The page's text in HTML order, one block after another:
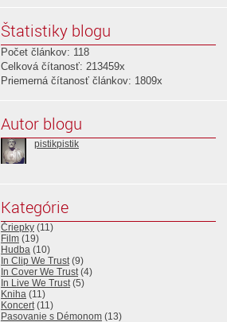
Štatistiky blogu
Počet článkov: 118
Celková čítanosť: 213459x
Priemerná čítanosť článkov: 1809x
Autor blogu
pistikpistik
Kategórie
Čriepky (11)
Film (19)
Hudba (10)
In Clip We Trust(9)
In Cover We Trust(4)
In Live We Trust(5)
Kniha (11)
Koncert(11)
Pasovanie s Démonom (13)